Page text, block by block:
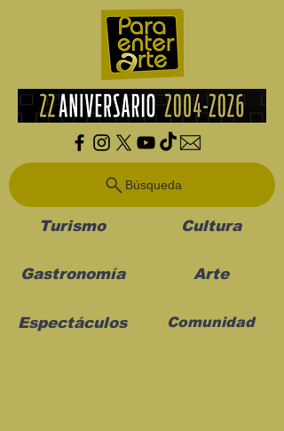
Búsqueda
Turismo Cultura
Gastronomía Arte
Espectáculos Comunidad